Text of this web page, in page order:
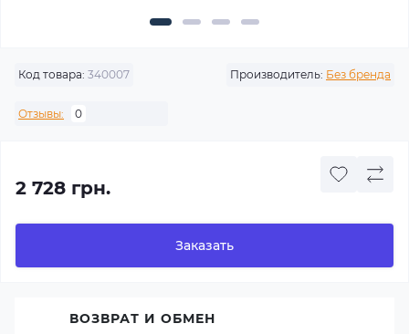
Код товара: 340007 Производитель: Без бренда
Отзывы: 0
2 728 грн.
Заказать
ВОЗВРАТ И ОБМЕН